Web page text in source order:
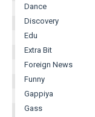
Dance
Discovery
Edu
Extra Bit
Foreign News
Funny
Gappiya
Gass